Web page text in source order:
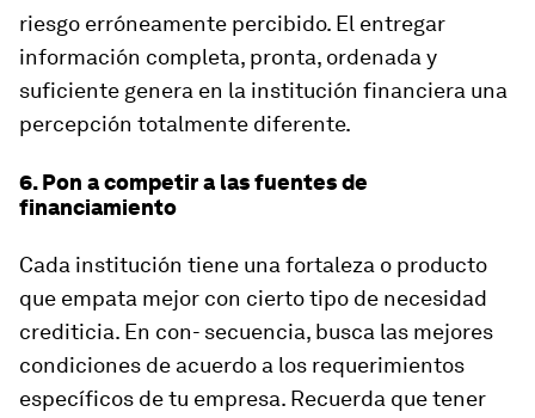
riesgo erróneamente percibido. El entregar
información completa, pronta, ordenada y
suficiente genera en la institución financiera una
percepción totalmente diferente.
6. Pon a competir a las fuentes de
financiamiento
Cada institución tiene una fortaleza o producto
que empata mejor con cierto tipo de necesidad
crediticia. En con- secuencia, busca las mejores
condiciones de acuerdo a los requerimientos
específicos de tu empresa. Recuerda que tener